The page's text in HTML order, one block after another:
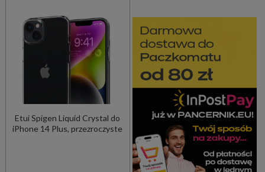
Etui Spigen Liquid Crystal do
iPhone 14 Plus, przezroczyste